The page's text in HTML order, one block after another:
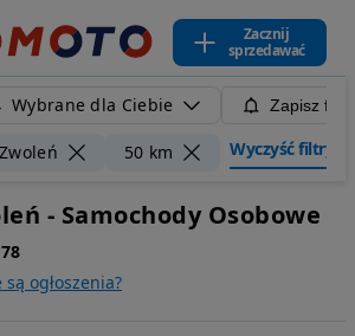
Zacznij
sprzedawać
Wybrane dla Ciebie Zapisz
Zwoleń 50 km Wyczyść filtry
- Samochody Osobowe
ogłoszenia?